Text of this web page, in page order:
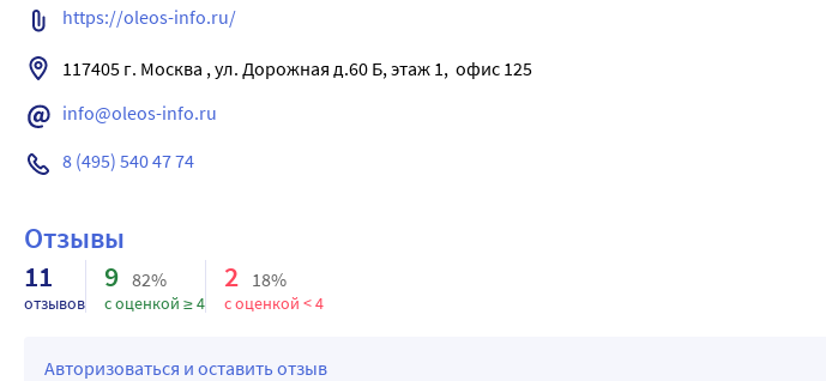
https://oleos-info.ru/
info@oleos-info.ru
8 (495) 540 47 74
Отзывы
11
отзывов
9 82%
с оценкой ≥ 4
2 18%
с оценкой < 4
Авторизоваться и оставить отзыв